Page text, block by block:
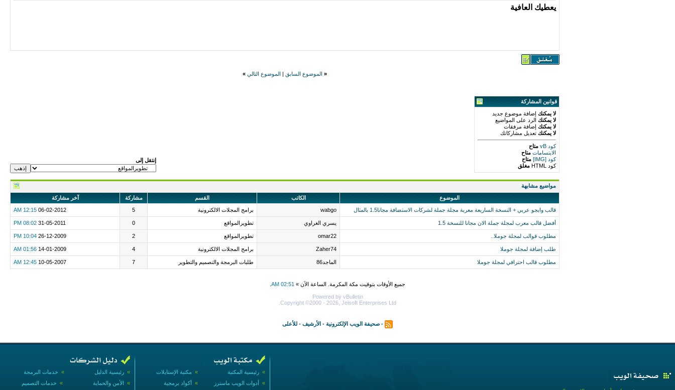
يعطيك العافية
« الموضوع السابق الموضوع التالي »
قوانين المشاركة
لا يمكنك إضافة موضوع جديد
لا يمكنك الرد على المواضيع
لا يمكنك إضافة مرفقات
لا يمكنك تعديل مشاركاتك
كود vB
متاح
الابتسامات متاح
كود [IMG]
متاح
كود HTML
مغلق
إنتقل إلى
مواضيع مشابهة
الموضوع
الكاتب القسم مشاركة
آخر مشاركة
قالب وابجو عربي + النسخة الساريعة معربة مجلة جملة لشركات الاستضافة مجانا1.5 بالمثال
wabgo برامج المجلات الالكترونية 5
06-02-2012
12:15 AM
أفضل قالب معرب لمجلة جملة الان مجانا للنسخة 1.5 يسري الغراوي تطويرالمواقع 0
31-05-2011
08:02 PM
مطلوب قوالب لمجلة جوملا.. omar22 تطويرالمواقع 2
26-12-2009
10:04 PM
طلب إضافة لمجلة جوملا Zaher74 برامج المجلات الالكترونية 4
14-01-2009
01:56 AM
مطلوب قالب احترافي لمجلة جوملا الماجد86 طلبات البرمجة والتصميم والتطوير 7
10-05-2007
12:45 AM
جميع الأوقات بتوقيت مكة المكرمة. الساعة الآن » 02:51 AM
Powered by vBulletin
Copyright ©2000 - 2026, Jelsoft Enterprises Ltd.
- صحيفة الويب الإلكترونية - الأرشيف - للأعلى
» خدمات البرمجة » رئيسية الدليل
» خدمات التصميم » الأمن والحماية
» مكتبة الإستايلات » رئيسية المكتبة
» أكواد برمجية » أدوات الويب ماسترز